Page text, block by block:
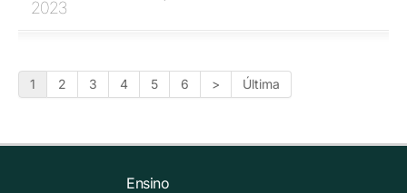
2023
1 2 3 4 5 6 > Última
Ensino